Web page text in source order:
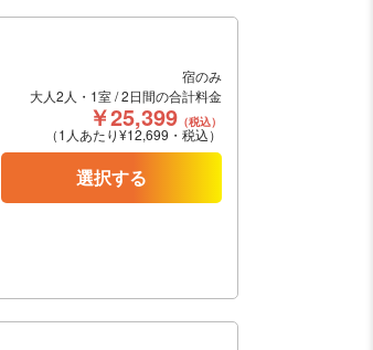
宿のみ
大人2人・1室 / 2日間の合計料金
￥25,399 （税込）
（1人あたり¥12,699・税込）
選択する